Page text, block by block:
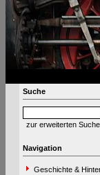
Suche
zur erweiterten Suche
Navigation
Geschichte &